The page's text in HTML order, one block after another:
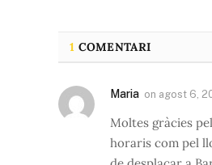
1 COMENTARI
Maria on agost 6,
Moltes gràcies
horaris com pel